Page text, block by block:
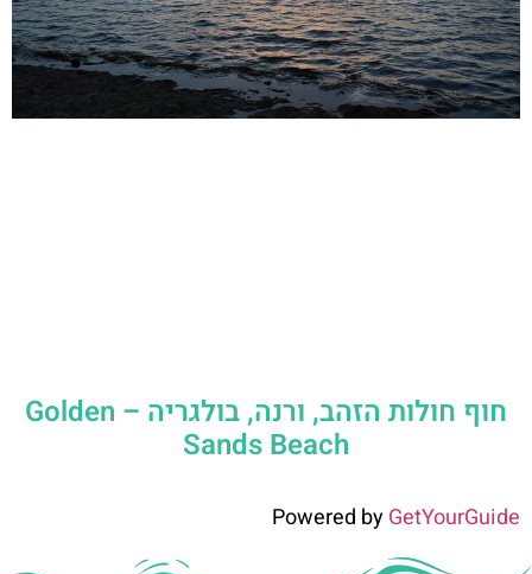
חוף חולות הזהב, ורנה, בולגריה – Golden
Sands Beach
Powered byGetYourGuide